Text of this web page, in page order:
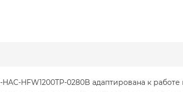
HFW1200TP-0280B адаптирована к